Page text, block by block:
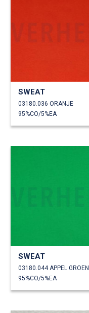
SWEAT
03180.036 ORANJE
95%CO/5%EA
SWEAT
03180.044 APPEL GROEN
95%CO/5%EA